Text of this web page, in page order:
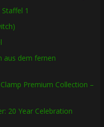
1
aus dem fernen
Premium Collection –
20 Year Celebration